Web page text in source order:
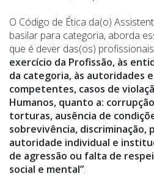
O Código de Ética da(o)
basilar para categoria, aborda
que é dever das(os) profissionais
exercício da Profissão, às
da categoria, às autoridades
competentes, casos de
Humanos, quanto a:
torturas, ausência de
sobrevivência, discriminação,
autoridade individual e
de agressão ou falta de
social e mental”.